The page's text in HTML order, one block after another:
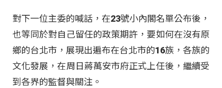
對下一位主委的喊話，在23號小內閣名單公布後，
也等同於對自己留任的政策期許，要如何在沒有原
鄉的台北市，展現出遍布在台北市的16族，各族的
文化發展，在周日蔣萬安市府正式上任後，繼續受
到各界的監督與關注。